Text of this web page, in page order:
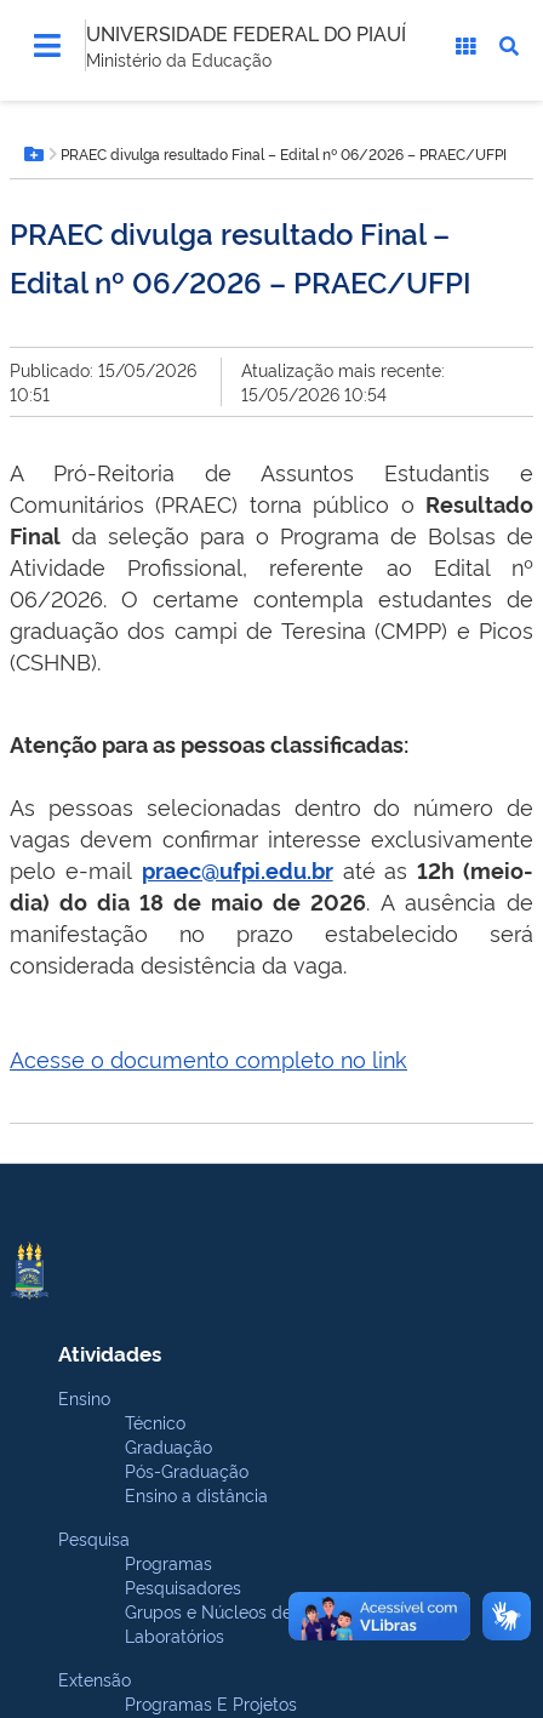
UNIVERSIDADE FEDERAL DO PIAUÍ
Ministério da Educação
está
aqui:Botão Menu
PRAEC divulga resultado Final – Edital nº 06/2026 – PRAEC/UFPI
PRAEC divulga resultado Final –
Edital nº 06/2026 – PRAEC/UFPI
Publicado: 15/05/2026
10:51
Atualização mais recente:
15/05/2026 10:54
A Pró-Reitoria de Assuntos Estudantis e
Comunitários (PRAEC) torna público o Resultado
Final da seleção para o Programa de Bolsas de
Atividade Profissional, referente ao Edital nº
06/2026. O certame contempla estudantes de
graduação dos campi de Teresina (CMPP) e Picos
(CSHNB).
Atenção para as pessoas classificadas:
As pessoas selecionadas dentro do número de
vagas devem confirmar interesse exclusivamente
pelo e-mail praec@ufpi.edu.braté as12h (meio-
dia) do dia 18 de maio de 2026. A ausência de
manifestação no prazo estabelecido será
considerada desistência da vaga.
Acesse o documento completo no link
Atividades
Ensino
Técnico
Graduação
Pós-Graduação
Ensino a distância
Pesquisa
Programas
Pesquisadores
Grupos e Núcleos de pesquisa
Laboratórios
Extensão
Programas E Projetos